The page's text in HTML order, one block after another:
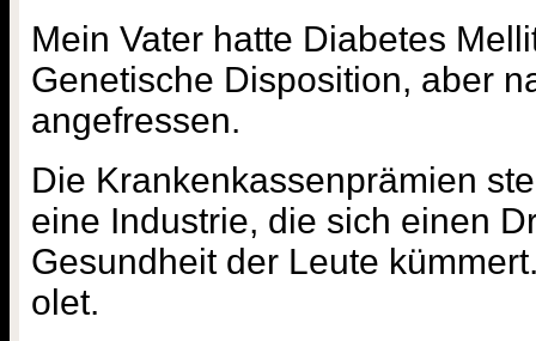
Mein Vater hatte Diabetes
Genetische Disposition, aber
angefressen.
Die Krankenkassenprämien
eine Industrie, die sich einen
Gesundheit der Leute
olet.